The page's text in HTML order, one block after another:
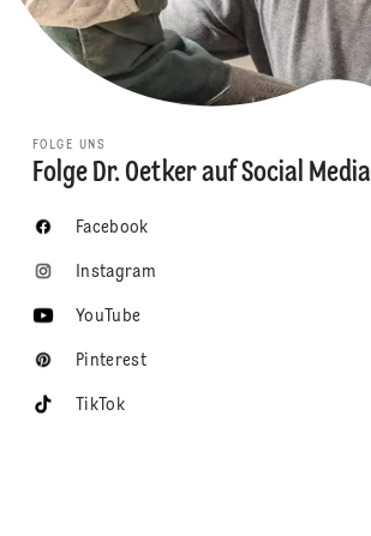
FOLGE UNS
Folge Dr. Oetker auf Social Media
Facebook
Instagram
YouTube
Pinterest
TikTok